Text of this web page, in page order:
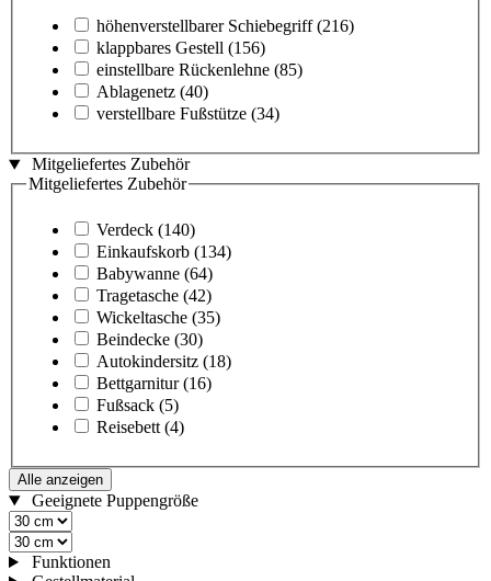
höhenverstellbarer Schiebegriff (216)
klappbares Gestell (156)
einstellbare Rückenlehne (85)
Ablagenetz (40)
verstellbare Fußstütze (34)
Mitgeliefertes Zubehör
Mitgeliefertes Zubehör
Verdeck (140)
Einkaufskorb (134)
Babywanne (64)
Tragetasche (42)
Wickeltasche (35)
Beindecke (30)
Autokindersitz (18)
Bettgarnitur (16)
Fußsack (5)
Reisebett (4)
Alle anzeigen
Geeignete Puppengröße
Funktionen